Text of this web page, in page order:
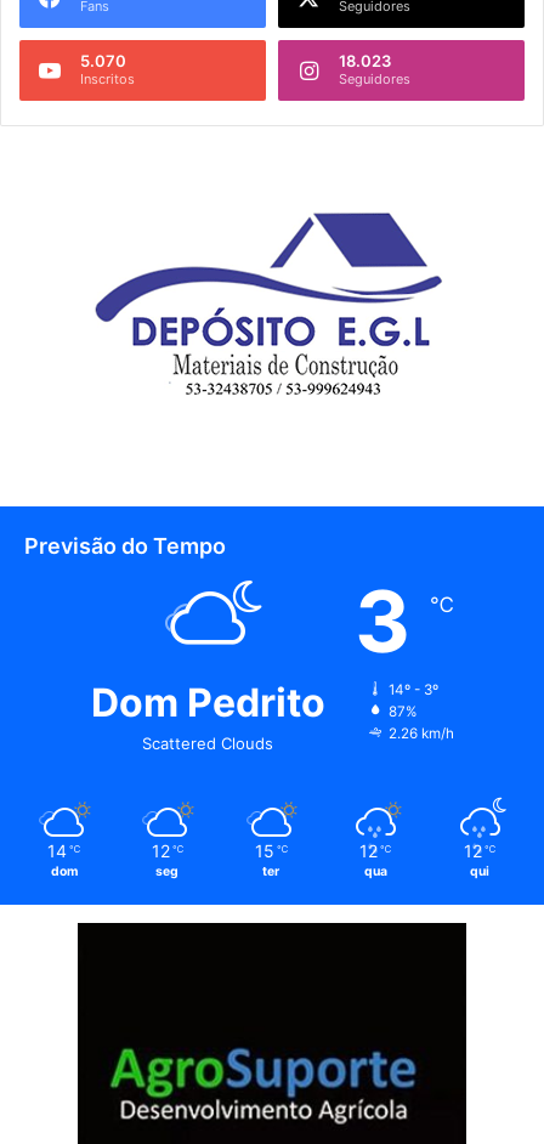
Fans Seguidores
5.070
Inscritos
18.023
Seguidores
Previsão do Tempo
Dom Pedrito
Scattered Clouds
3 ℃
14º - 3º
87%
2.26 km/h
14 ℃
dom
12 ℃
seg
15 ℃
ter
12 ℃
qua
12 ℃
qui